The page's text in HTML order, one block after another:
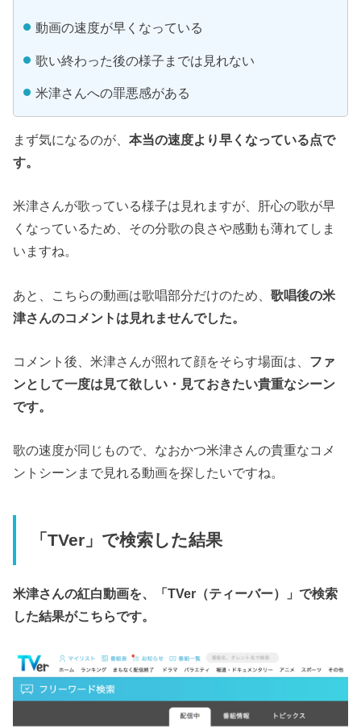
動画の速度が早くなっている
歌い終わった後の様子までは見れない
米津さんへの罪悪感がある
まず気になるのが、本当の速度より早くなっている点で
す。
米津さんが歌っている様子は見れますが、肝心の歌が早
くなっているため、その分歌の良さや感動も薄れてしま
いますね。
あと、こちらの動画は歌唱部分だけのため、歌唱後の米
津さんのコメントは見れませんでした。
コメント後、米津さんが照れて顔をそらす場面は、 ファ
ンとして一度は見て欲しい・見ておきたい貴重なシーン
です。
歌の速度が同じもので、なおかつ米津さんの貴重なコメ
ントシーンまで見れる動画を探したいですね。
「TVer」で検索した結果
米津さんの紅白動画を、「TVer（ティーバー）」で検索
した結果がこちらです。